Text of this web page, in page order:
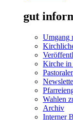
gut
Umgang
Kirche in
Wahlen
Archiv
Interner